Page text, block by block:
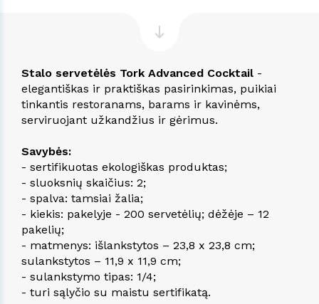
Stalo servetėlės Tork Advanced Cocktail -
elegantiškas ir praktiškas pasirinkimas, puikiai
tinkantis restoranams, barams ir kavinėms,
serviruojant užkandžius ir gėrimus.
Savybės:
- sertifikuotas ekologiškas produktas;
- sluoksnių skaičius: 2;
- spalva: tamsiai žalia;
- kiekis: pakelyje - 200 servetėlių; dėžėje – 12
pakelių;
- matmenys: išlankstytos – 23,8 x 23,8 cm;
sulankstytos – 11,9 x 11,9 cm;
- sulankstymo tipas: 1/4;
- turi sąlyčio su maistu sertifikatą.